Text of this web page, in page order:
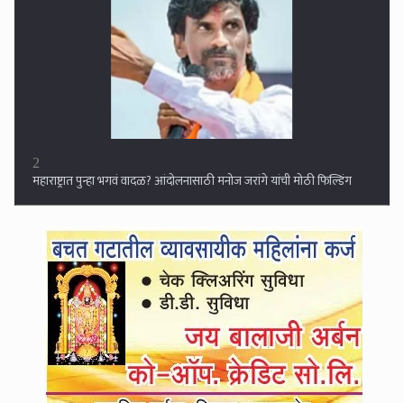
ताशी ६० किमी वेगाने वारे वाहणार, महाराष्ट्रासह १५ राज्यात मुसळधार पावसाची
शक्यता, सतर्कतेचा इशारा